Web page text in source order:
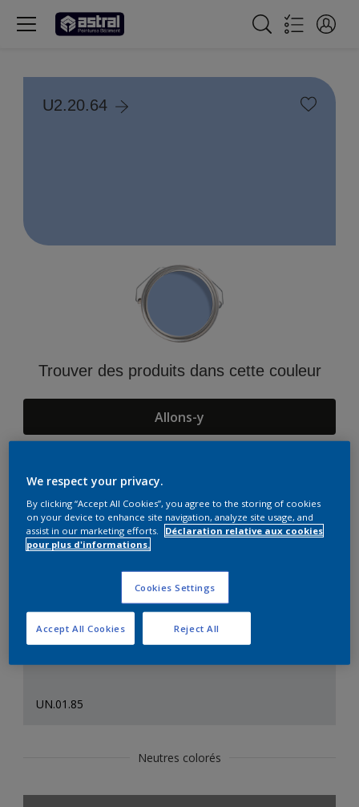
U2.20.64
Trouver des produits dans cette couleur
Allons-y
Suggestions d'Harmonies
UN.01.85
Neutres colorés
We respect your privacy.
By clicking “Accept All Cookies”, you agree to the storing of cookies
on your device to enhance site navigation, analyze site usage, and
assist in our marketing efforts.
Déclaration relative aux cookies
pour plus d'informations.
Cookies Settings
Reject All
Accept All Cookies